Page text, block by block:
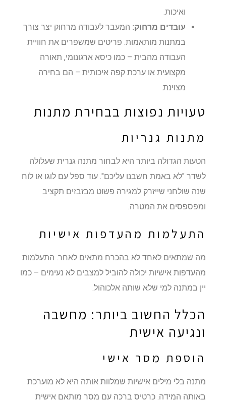
ואיכות.
עובדים מרחוק:המעבר לעבודה מרחוק יצר צורך
במתנות מותאמות. פריטים שמשפרים את חוויית
העבודה מהבית – כמו כיסא ארגונומי, תאורה
מקצועית או ערכת קפה איכותית – הם בחירה
מצוינת.
טעויות נפוצות בבחירת מתנות
מתנות גנריות
הטעות הגדולה ביותר היא לבחור מתנה גנרית שעלולה
לשדר "לא באמת חשבנו עליכם". עוד ספל עם לוגו או לוח
שנה שולחני שייזרק למגירה פשוט מבזבזים תקציב
ומפספסים את המטרה.
התעלמות מהעדפות אישיות
מה שמתאים לאחד לא בהכרח מתאים לאחר. התעלמות
מהעדפות אישיות יכולה להוביל למצבים לא נעימים – כמו
יין במתנה למי שלא שותה אלכוהול.
הכלל החשוב ביותר: מחשבה
ונגיעה אישית
הוספת מסר אישי
מתנה בלי מילים אישיות שמלוות אותה היא לא מוערכת
באותה המידה. כרטיס ברכה עם מסר מותאם אישית